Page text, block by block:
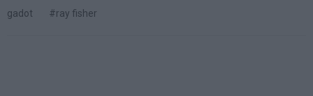
gadot
#ray fisher